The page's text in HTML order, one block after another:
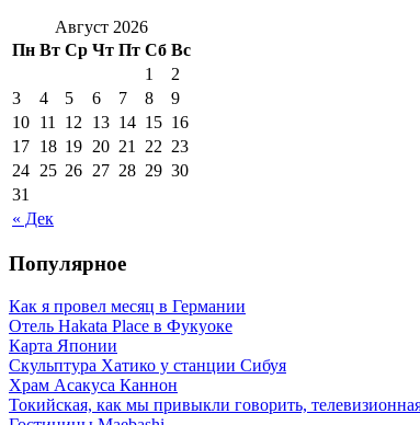
Август 2026
Пн Вт Ср Чт Пт Сб Вс
« Дек
1
2
3
4 5 6 7 8
9
10 11 12 13 14 15 16
17 18 19 20 21 22 23
24 25 26 27 28 29 30
31
Популярное
Как я провел месяц в Германии
Отель Hakata Place в Фукуоке
Карта Японии
Скульптура Хатико у станции Сибуя
Храм Асакуса Каннон
Токийская, как мы привыкли говорить,